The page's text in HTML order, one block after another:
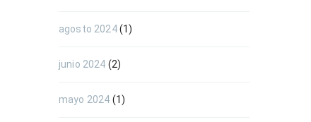
agosto 2024(1)
junio 2024 (2)
mayo 2024 (1)